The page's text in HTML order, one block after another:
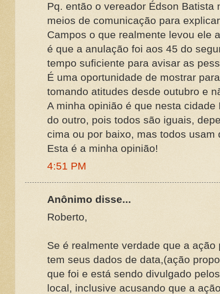
Pq. então o vereador Édson Batista
meios de comunicação para
Campos o que realmente levou ele
é que a anulação foi aos 45 do
tempo suficiente para avisar as
É uma oportunidade de mostrar
tomando atitudes desde outubro e
A minha opinião é que nesta
do outro, pois todos são iguais,
cima ou por baixo, mas todos usam
Esta é a minha opinião!
4:51 PM
Anônimo disse...
Roberto,
Se é realmente verdade que a
tem seus dados de data,(ação
que foi e está sendo divulgado
local, inclusive acusando que a